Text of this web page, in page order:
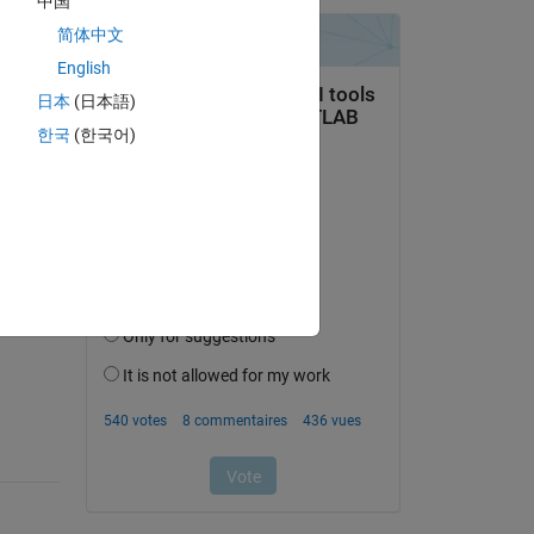
简体中文
English
日本 (日本語)
한국 (한국어)